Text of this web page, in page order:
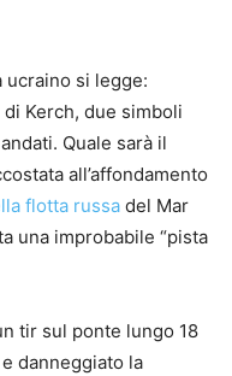
si legge:
di Kerch, due simboli
Quale sarà il
all’affondamento
flotta russa del Mar
una improbabile “pista
tir sul ponte lungo 18
danneggiato la